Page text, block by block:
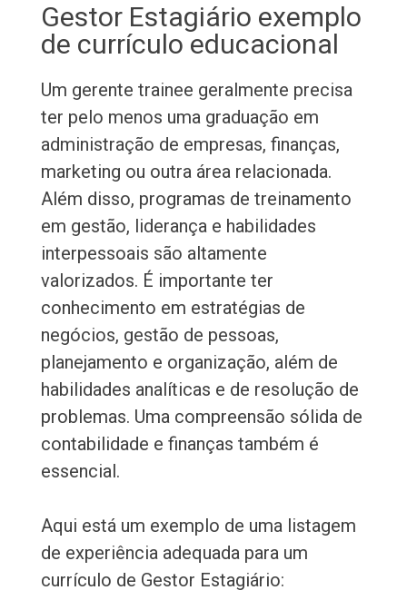
Gestor Estagiário exemplo
de currículo educacional
Um gerente trainee geralmente precisa
ter pelo menos uma graduação em
administração de empresas, finanças,
marketing ou outra área relacionada.
Além disso, programas de treinamento
em gestão, liderança e habilidades
interpessoais são altamente
valorizados. É importante ter
conhecimento em estratégias de
negócios, gestão de pessoas,
planejamento e organização, além de
habilidades analíticas e de resolução de
problemas. Uma compreensão sólida de
contabilidade e finanças também é
essencial.
Aqui está um exemplo de uma listagem
de experiência adequada para um
currículo de Gestor Estagiário: